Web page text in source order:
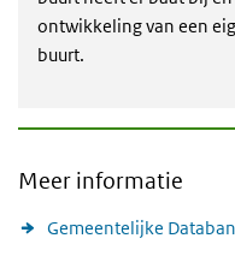
ontwikkeling van een
buurt.
Meer informatie
Gemeentelijke